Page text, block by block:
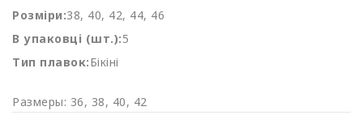
Розміри:38, 40, 42, 44, 46
В упаковці (шт.):5
Тип плавок:Бікіні
Размеры: 36, 38, 40, 42